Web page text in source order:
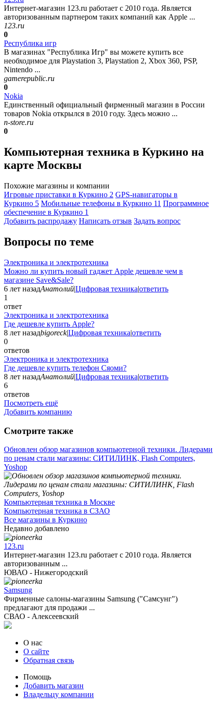
Интернет-магазин 123.ru работает с 2010 года. Является
авторизованным партнером таких компаний как Apple ...
123.ru
0
Республика игр
В магазинах "Республика Игр" вы можете купить все
необходимое для Playstation 3, Playstation 2, Xbox 360, PSP,
Nintendo ...
gamerepublic.ru
0
Nokia
Единственный официальный фирменный магазин в России
товаров Nokia открылся в 2010 году. Здесь можно ...
n-store.ru
0
Компьютерная техника в Куркино на
карте Москвы
Похожие магазины и компании
Игровые приставки в Куркино 2 GPS-навигаторы в
Куркино 5 Мобильные телефоны в Куркино 11 Программное
обеспечение в Куркино 1
Добавить раcпродажу Написать отзыв Задать вопрос
Вопросы по теме
Электроника и электротехника
Можно ли купить новый гаджет Apple дешевле чем в
магазине Save&Sale?
6 лет назадАнатолий|Цифровая техника|ответить
1
ответ
Электроника и электротехника
Где дешевле купить Apple?
8 лет назадbigoreck|Цифровая техника|ответить
0
ответов
Электроника и электротехника
Где дешевле купить телефон Сяоми?
8 лет назадАнатолий|Цифровая техника|ответить
6
ответов
Посмотреть ещё
Добавить компанию
Смотрите также
Обновлен обзор магазинов компьютерной техники. Лидерами
по ценам стали магазины: СИТИЛИНК, Flash Computers,
Yoshop
Компьютерная техника в Москве
Компьютерная техника в СЗАО
Все магазины в Куркино
Недавно добавлено
123.ru
Интернет-магазин 123.ru работает с 2010 года. Является
авторизованным ...
ЮВАО - Нижегородский
Samsung
Фирменные салоны-магазины Samsung ("Самсунг")
предлагают для продажи ...
СВАО - Алексеевский
О нас
О сайте
Обратная связь
Помощь
Добавить магазин
Владельцу компании